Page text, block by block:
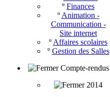
º Finances
º Animation -
Communication -
Site internet
º Affaires scolaires
º Gestion des Salles
Compte-rendus
2014